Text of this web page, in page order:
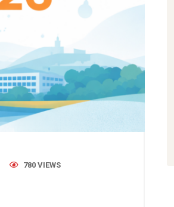
780 VIEWS
February 27, 2026/Uncategorized
Tag der Verbände 2026 in
Stuttgart – Weilgut Verband
360° live